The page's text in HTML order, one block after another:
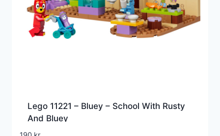
Lego 11221 – Bluey – School With Rusty
And Bluey